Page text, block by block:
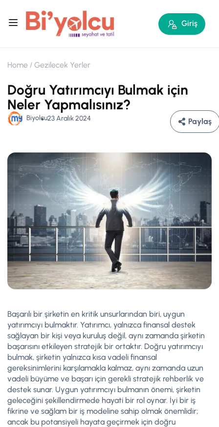
Giriş
Home Gezilecek Yerler
Doğru Yatırımcıyı Bulmak için
Neler Yapmalısınız?
Biyolcu23 Aralık 2024 Paylaş
Başarılı bir şirketin en kritik unsurlarından biri, uygun
yatırımcıyı bulmaktır. Yatırımcı, yalnızca finansal destek
sağlayan bir kişi veya kuruluş değil, aynı zamanda şirketin
başarısını etkileyen stratejik bir ortaktır. Doğru yatırımcıyı
bulmak, şirketin yalnızca kısa vadeli finansal
gereksinimlerini karşılamakla kalmaz, aynı zamanda uzun
vadeli büyüme ve başarı için gerekli stratejik rehberlik ve
destek sunar. Uygun yatırımcıyı bulmanın önemi, şirketin
geleceğini şekillendirmede hayati bir rol oynar. İyi bir iş
fikrine ve sağlam bir iş modeline sahip olmak önemlidir;
ancak bu potansiyeli hayata geçirmek için doğru